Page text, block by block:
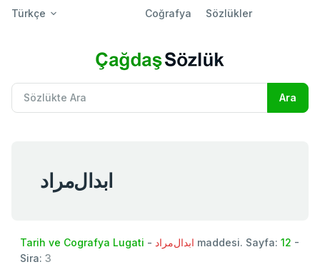
Türkçe Coğrafya Sözlükler
ابدال‌مراد
Tarih ve Cografya Lugati - ابدال‌مراد maddesi. Sayfa: 12 -
Sira: 3